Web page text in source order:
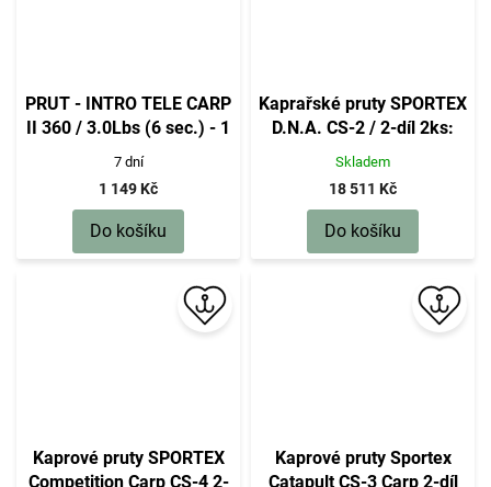
PRUT - INTRO TELE CARP
II 360 / 3.0Lbs (6 sec.) - 1
ks
7 dní
1 149 Kč
Do košíku
Kaprařské pruty SPORTEX
D.N.A. CS-2 / 2-díl 2ks:
396cm 3,75lbs M80
Skladem
18 511 Kč
Do košíku
Kaprové pruty SPORTEX
Competition Carp CS-4 2-
Kaprové pruty Sportex
Catapult CS-3 Carp 2-díl